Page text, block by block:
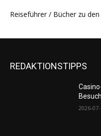
Reiseführer / Bücher zu den
REDAKTIONSTIPPS
2026-